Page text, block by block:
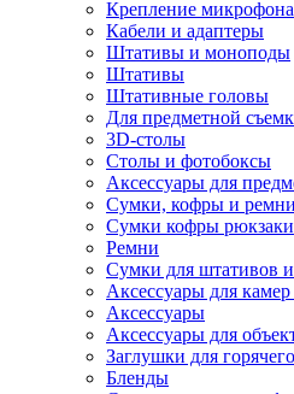
Крепление микрофона
Кабели и адаптеры
Штативы и моноподы
Штативы
Штативные головы
Для предметной
3D-столы
Столы и фотобоксы
Аксессуары для
Сумки, кофры и ремни
Сумки кофры рюкзаки
Ремни
Сумки для штативов и
Аксессуары для
Аксессуары
Аксессуары для
Заглушки для
Бленды